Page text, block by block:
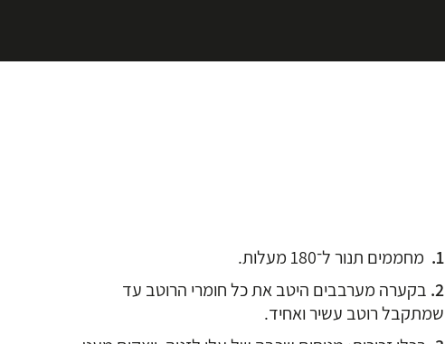
מחממים תנור ל־180 מעלות.
בקערה מערבבים היטב את כל חומרי הרוטב עד
שמתקבל רוטב עשיר ואחיד.